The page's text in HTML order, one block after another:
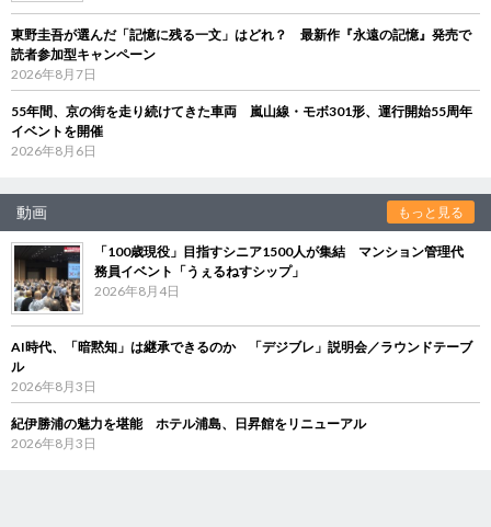
東野圭吾が選んだ「記憶に残る一文」はどれ？ 最新作『永遠の記憶』発売で
読者参加型キャンペーン
2026年8月7日
55年間、京の街を走り続けてきた車両 嵐山線・モボ301形、運行開始55周年
イベントを開催
2026年8月6日
動画 もっと見る
「100歳現役」目指すシニア1500人が集結 マンション管理代
務員イベント「うぇるねすシップ」
2026年8月4日
AI時代、「暗黙知」は継承できるのか 「デジブレ」説明会／ラウンドテーブ
ル
2026年8月3日
紀伊勝浦の魅力を堪能 ホテル浦島、日昇館をリニューアル
2026年8月3日